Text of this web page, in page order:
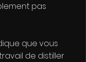
pas
que vous
de distiller